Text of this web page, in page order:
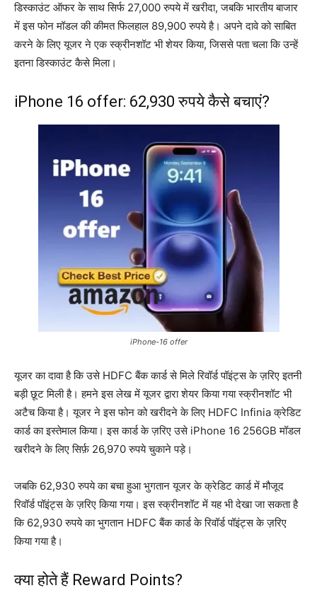
डिस्काउंट ऑफर के साथ सिर्फ 27,000 रुपये में खरीदा, जबकि भारतीय बाजार
में इस फोन मॉडल की कीमत फिलहाल 89,900 रुपये है। अपने दावे को साबित
करने के लिए यूजर ने एक स्क्रीनशॉट भी शेयर किया, जिससे पता चला कि उन्हें
इतना डिस्काउंट कैसे मिला।
iPhone 16 offer: 62,930 रुपये कैसे बचाएं?
iPhone-16 offer
यूजर का दावा है कि उसे HDFC बैंक कार्ड से मिले रिवॉर्ड पॉइंट्स के ज़रिए इतनी
बड़ी छूट मिली है। हमने इस लेख में यूजर द्वारा शेयर किया गया स्क्रीनशॉट भी
अटैच किया है। यूजर ने इस फोन को खरीदने के लिए HDFC Infinia क्रेडिट
कार्ड का इस्तेमाल किया। इस कार्ड के ज़रिए उसे iPhone 16 256GB मॉडल
खरीदने के लिए सिर्फ़ 26,970 रुपये चुकाने पड़े।
जबकि 62,930 रुपये का बचा हुआ भुगतान यूजर के क्रेडिट कार्ड में मौजूद
रिवॉर्ड पॉइंट्स के ज़रिए किया गया। इस स्क्रीनशॉट में यह भी देखा जा सकता है
कि 62,930 रुपये का भुगतान HDFC बैंक कार्ड के रिवॉर्ड पॉइंट्स के ज़रिए
किया गया है।
क्या होते हैं Reward Points?